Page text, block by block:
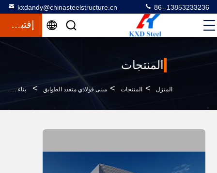
kxdandy@chinasteelstructure.cn 86--13853233236
إقتباس
المنتجات
المنزل > المنتجات > مبنى فولاذي متعدد الطوابق > بناء فولاذي متعدد الطوابق الصلبة المطلية أو المصنوعة من الصلب الهيكلي